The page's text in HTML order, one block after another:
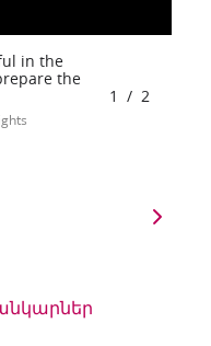
in the
the
1 / 2